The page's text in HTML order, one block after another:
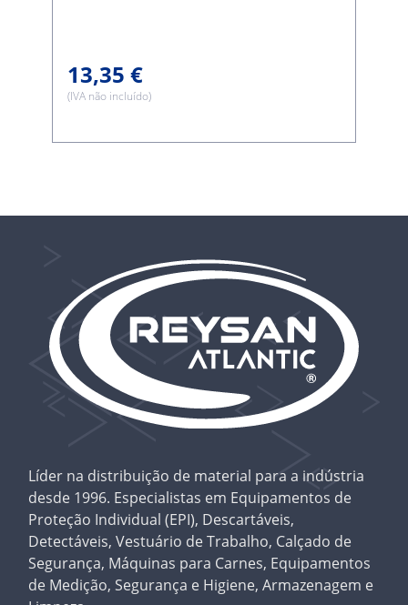
13,35 €
(IVA não incluído)
Líder na distribuição de material para a indústria
desde 1996. Especialistas em Equipamentos de
Proteção Individual (EPI), Descartáveis,
Detectáveis, Vestuário de Trabalho, Calçado de
Segurança, Máquinas para Carnes, Equipamentos
de Medição, Segurança e Higiene, Armazenagem e